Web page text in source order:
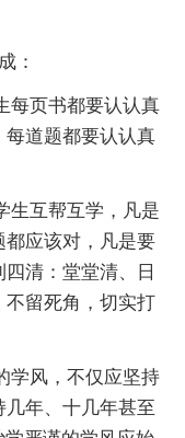
：
页书都要认认真
道题都要认认真
互帮互学，凡是
应该对，凡是要
清：堂堂清、日
不留死角，切实打
风，不仅应坚持
年、十几年甚至